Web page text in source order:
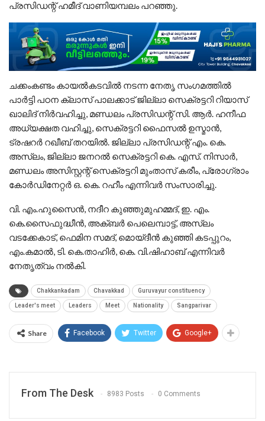
പ്രസിഡന്റ് ഹമീദ് വാണിയമ്പലം പറഞ്ഞു.
ചക്കംകണ്ടം കായൽകടവിൽ നടന്ന നേതൃ സംഗമത്തിൽ
പാർട്ടി പഠന ക്ലാസ് പാലക്കാട്‌ ജില്ലാ സെക്രട്ടറി റിയാസ്
ഖാലിദ് നിർവഹിച്ചു, മണ്ഡലം പ്രസിഡന്റ്‌ സി. ആർ. ഹനീഫ
അധ്യക്ഷത വഹിച്ചു, സെക്രട്ടറി ഫൈസൽ ഉസ്മാൻ,
ട്രഷറർ റഖീബ് തറയിൽ. ജില്ലാ പ്രസിഡന്റ്‌ എം. കെ.
അസ്‌ലം, ജില്ലാ ജനറൽ സെക്രട്ടറി കെ. എസ്. നിസാർ,
മണ്ഡലം അസിസ്റ്റന്റ് സെക്രട്ടറി മുംതാസ് കരീം, പ്രോഗ്രാം
കോർഡിനേറ്റർ ഒ. കെ. റഹീം എന്നിവർ സംസാരിച്ചു.
വി. എം.ഹുസൈൻ, നദീറ കുഞ്ഞുമുഹമ്മദ്‌, ഇ. എം.
കെ.സൈഫുദ്ധീൻ, അക്ബർ പെലെമ്പാട്ട്, അസ്‌ലം
വടക്കേകാട്, ഫെമിന സമദ്, മൊയ്‌ദീൻ കുഞ്ഞി കടപ്പുറം,
എം.കമാൽ, ടി. കെ.താഹിർ, കെ. വി.ഷിഹാബ് എന്നിവർ
നേതൃത്വം നൽകി.
Chakkankadam Chavakkad Guruvayur constituency
Leader's meet Leaders Meet Nationality Sangparivar
Share Facebook Twitter Google+
From The Desk 8983 Posts 0 Comments